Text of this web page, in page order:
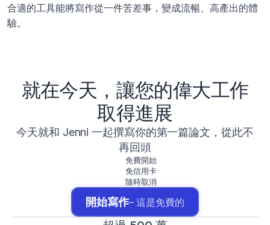
合適的工具能將寫作從一件苦差事，變成流暢、高產出的體
驗。
就在今天，讓您的偉大工作
取得進展
今天就和 Jenni 一起撰寫你的第一篇論文，從此不
再回頭
免費開始
免信用卡
隨時取消
開始寫作– 這是免費的